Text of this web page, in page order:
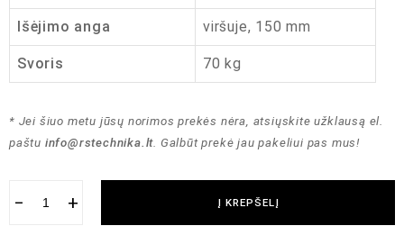
Išėjimo anga viršuje, 150 mm
Svoris 70 kg
* Jei šiuo metu jūsų norimos prekės nėra, atsiųskite užklausą el.
paštu info@rstechnika.lt. Galbūt prekė jau pakeliui pas mus!
− + Į KREPŠELĮ